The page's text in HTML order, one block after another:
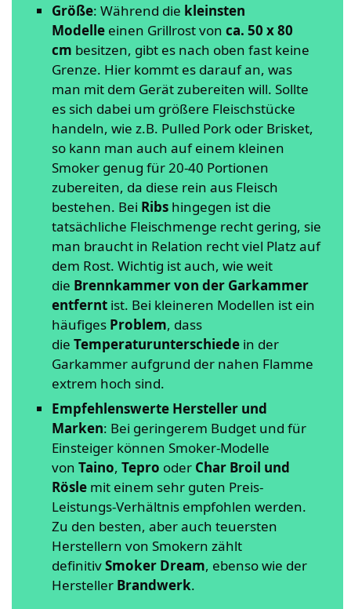
Größe: Während die kleinsten
Modelle einen Grillrost von ca. 50 x 80
cm besitzen, gibt es nach oben fast keine
Grenze. Hier kommt es darauf an, was
man mit dem Gerät zubereiten will. Sollte
es sich dabei um größere Fleischstücke
handeln, wie z.B. Pulled Pork oder Brisket,
so kann man auch auf einem kleinen
Smoker genug für 20-40 Portionen
zubereiten, da diese rein aus Fleisch
bestehen. Bei Ribs hingegen ist die
tatsächliche Fleischmenge recht gering, sie
man braucht in Relation recht viel Platz auf
dem Rost. Wichtig ist auch, wie weit
die Brennkammer von der Garkammer
entfernt ist. Bei kleineren Modellen ist ein
häufiges Problem, dass
die Temperaturunterschiede in der
Garkammer aufgrund der nahen Flamme
extrem hoch sind.
Empfehlenswerte Hersteller und
Marken: Bei geringerem Budget und für
Einsteiger können Smoker-Modelle
von Taino, Tepro oder Char Broil und
Rösle mit einem sehr guten Preis-
Leistungs-Verhältnis empfohlen werden.
Zu den besten, aber auch teuersten
Herstellern von Smokern zählt
definitivSmoker Dream, ebenso wie der
Hersteller Brandwerk.